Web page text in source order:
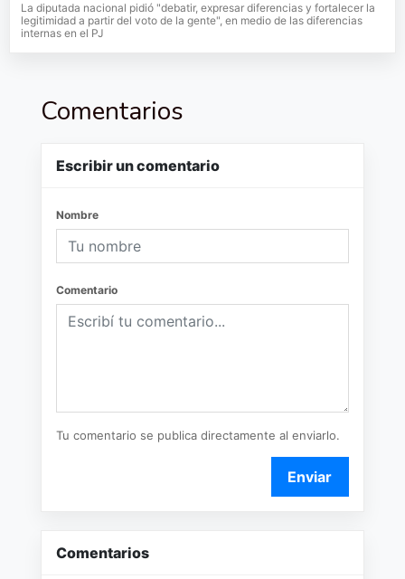
La diputada nacional pidió "debatir, expresar diferencias y fortalecer la
legitimidad a partir del voto de la gente", en medio de las diferencias
internas en el PJ
Comentarios
Escribir un comentario
Nombre
Comentario
Tu comentario se publica directamente al enviarlo.
Enviar
Comentarios